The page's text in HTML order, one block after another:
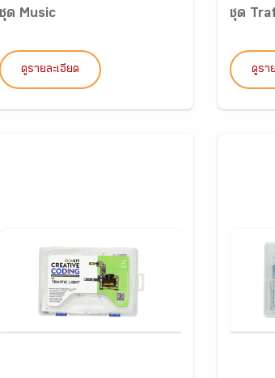
ชุด Music
ดูรายละเอียด
ชุด
ดูรา